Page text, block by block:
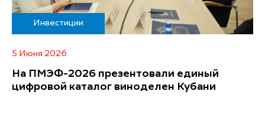
Инвестиции
5 Июня 2026
На ПМЭФ-2026 презентовали единый
цифровой каталог виноделен Кубани